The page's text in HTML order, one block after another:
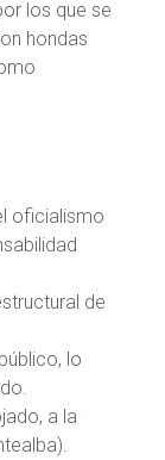
los que se
hondas
oficialismo
de
lo
a la